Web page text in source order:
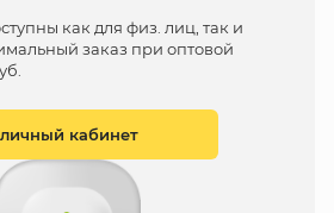
как для физ. лиц, так и
заказ при оптовой
кабинет